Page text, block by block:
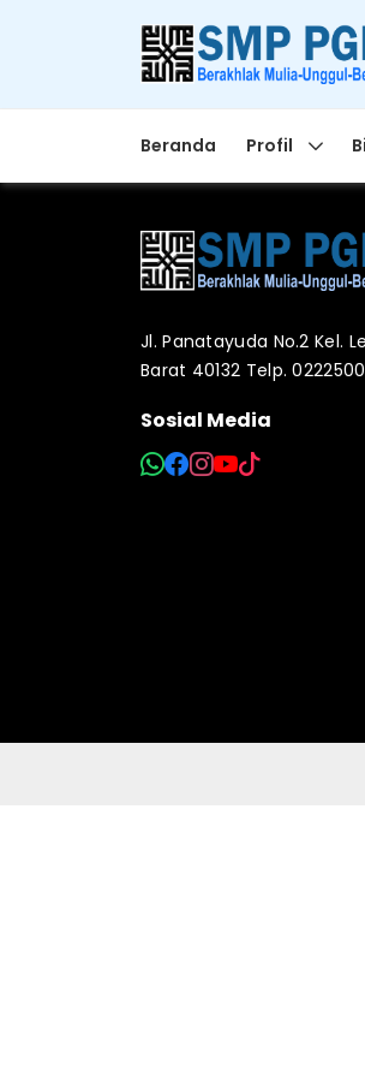
Beranda Profil
Jl. Panatayuda No.2 Kel.
Barat 40132 Telp.
Sosial Media